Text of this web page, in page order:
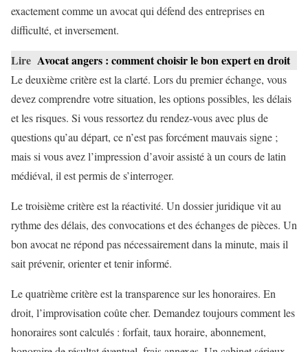
exactement comme un avocat qui défend des entreprises en
difficulté, et inversement.
Lire Avocat angers : comment choisir le bon expert en droit
Le deuxième critère est la clarté. Lors du premier échange, vous
devez comprendre votre situation, les options possibles, les délais
et les risques. Si vous ressortez du rendez-vous avec plus de
questions qu’au départ, ce n’est pas forcément mauvais signe ;
mais si vous avez l’impression d’avoir assisté à un cours de latin
médiéval, il est permis de s’interroger.
Le troisième critère est la réactivité. Un dossier juridique vit au
rythme des délais, des convocations et des échanges de pièces. Un
bon avocat ne répond pas nécessairement dans la minute, mais il
sait prévenir, orienter et tenir informé.
Le quatrième critère est la transparence sur les honoraires. En
droit, l’improvisation coûte cher. Demandez toujours comment les
honoraires sont calculés : forfait, taux horaire, abonnement,